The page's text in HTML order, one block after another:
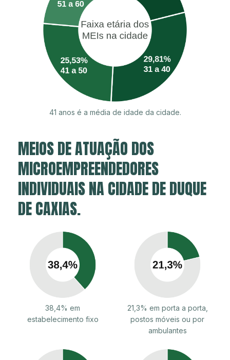
41 anos é a média de idade da cidade.
MEIOS DE ATUAÇÃO DOS
MICROEMPREENDEDORES
INDIVIDUAIS NA CIDADE DE DUQUE
DE CAXIAS.
38,4% em
estabelecimento fixo
21,3% em porta a porta,
postos móveis ou por
ambulantes